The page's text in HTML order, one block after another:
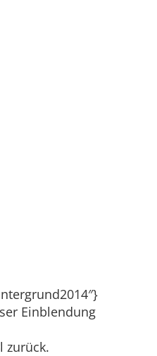
Einblendung
zurück.